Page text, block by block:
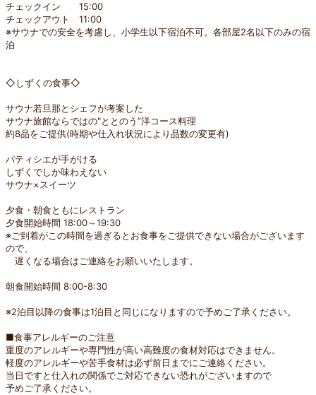
チェックイン 15:00
チェックアウト 11:00
※サウナでの安全を考慮し、小学生以下宿泊不可。各部屋2名以下のみの宿
泊
◇しずくの食事◇
サウナ若旦那とシェフが考案した
サウナ旅館ならではの"ととのう”洋コース料理
約8品をご提供(時期や仕入れ状況により品数の変更有)
パティシエが手がける
しずくでしか味わえない
サウナ×スイーツ
夕食・朝食ともにレストラン
夕食開始時間 18:00～19:30
※ご到着がこの時間を過ぎるとお食事をご提供できない場合がございます
ので、
遅くなる場合はご連絡をお願いいたします。
朝食開始時間 8:00-8:30
※2泊目以降の食事は1泊目と同じになりますので予めご了承ください。
■食事アレルギーのご注意
重度のアレルギーや専門性が高い高難度の食材対応はできません。
軽度のアレルギーや苦手食材は必ず前日までにご連絡ください。
当日ですと仕入れの関係でご対応できない恐れがございますので
予めご了承ください。